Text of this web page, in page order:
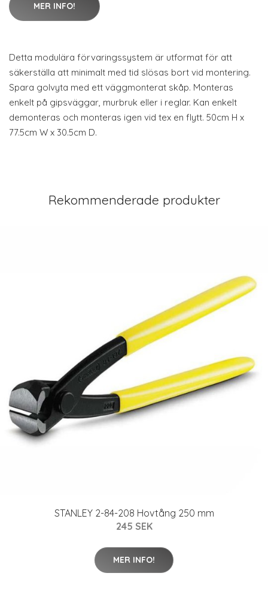
MER INFO!
Detta modulära förvaringssystem är utformat för att
säkerställa att minimalt med tid slösas bort vid montering.
Spara golvyta med ett väggmonterat skåp. Monteras
enkelt på gipsväggar, murbruk eller i reglar. Kan enkelt
demonteras och monteras igen vid tex en flytt. 50cm H x
77.5cm W x 30.5cm D.
Rekommenderade produkter
STANLEY 2-84-208 Hovtång 250 mm
245 SEK
MER INFO!